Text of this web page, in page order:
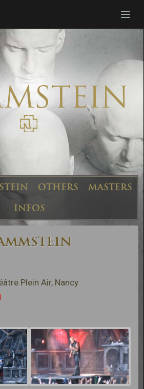
OTHERS
MASTERS
INFOS
Plein Air, Nancy